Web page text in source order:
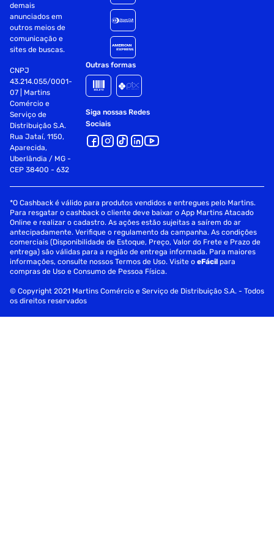
demais
anunciados em
outros meios de
comunicação e
sites de buscas.
CNPJ
43.214.055/0001-
07 | Martins
Comércio e
Serviço de
Distribuição S.A.
Rua Jataí, 1150,
Aparecida,
Uberlândia / MG -
CEP 38400 - 632
Outras formas
Siga nossas Redes
Sociais
*O Cashback é válido para produtos vendidos e entregues pelo Martins.
Para resgatar o cashback o cliente deve baixar o App Martins Atacado
Online e realizar o cadastro. As ações estão sujeitas a saírem do ar
antecipadamente. Verifique o regulamento da campanha. As condições
comerciais (Disponibilidade de Estoque, Preço, Valor do Frete e Prazo de
entrega) são válidas para a região de entrega informada. Para maiores
informações, consulte nossos Termos de Uso. Visite oeFácil para
compras de Uso e Consumo de Pessoa Física.
© Copyright 2021 Martins Comércio e Serviço de Distribuição S.A. - Todos
os direitos reservados